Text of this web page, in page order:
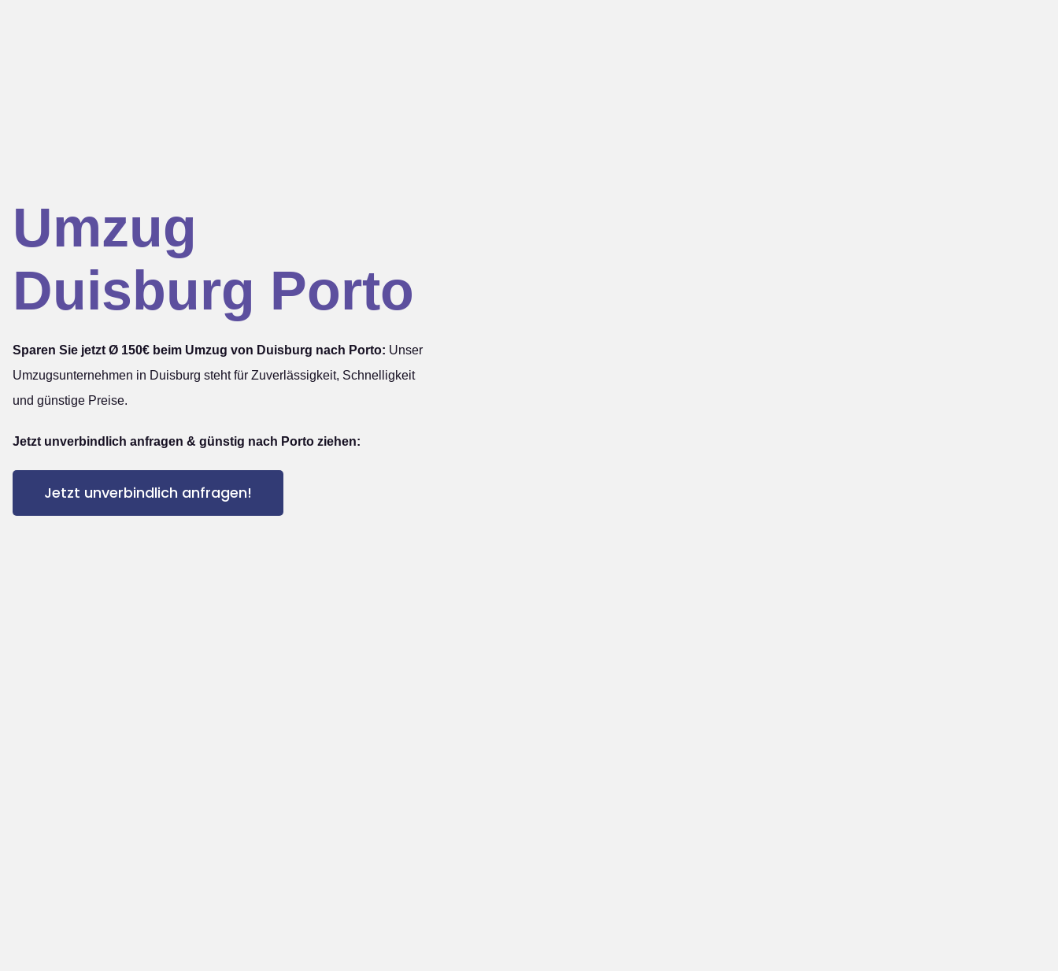
Umzug
Duisburg Porto
Sparen Sie jetzt Ø 150€ beim Umzug von Duisburg nach Porto: Unser
Umzugsunternehmen in Duisburg steht für Zuverlässigkeit, Schnelligkeit
und günstige Preise.
Jetzt unverbindlich anfragen & günstig nach Porto ziehen:
Jetzt unverbindlich anfragen!